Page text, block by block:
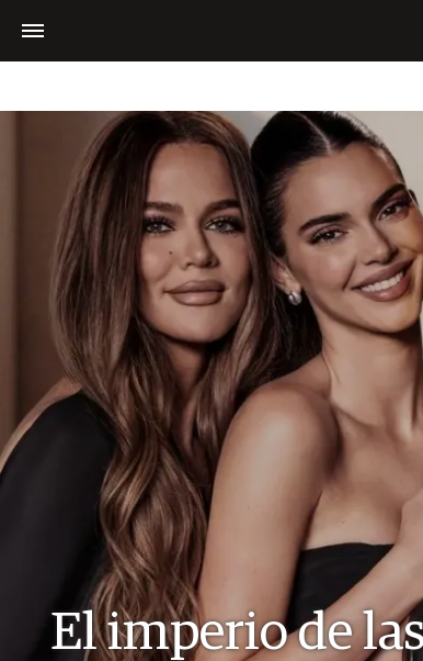
El imperio de